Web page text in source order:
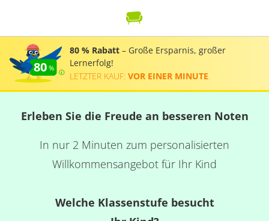
80
80 % Rabatt – Große Ersparnis, großer
Lernerfolg!
LETZTER KAUF: VOR EINER MINUTE
Erleben Sie die Freude an besseren Noten
In nur 2 Minuten zum personalisierten
Willkommensangebot für Ihr Kind
Welche Klassenstufe besucht